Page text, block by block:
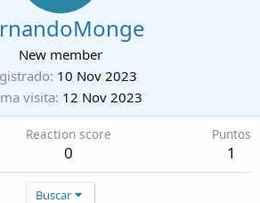
New member
10 Nov 2023
visita 12 Nov 2023
Reaction score
0
Puntos
1
Buscar